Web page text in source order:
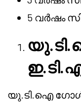
5 വർഷം
യു.ടി.ഐ